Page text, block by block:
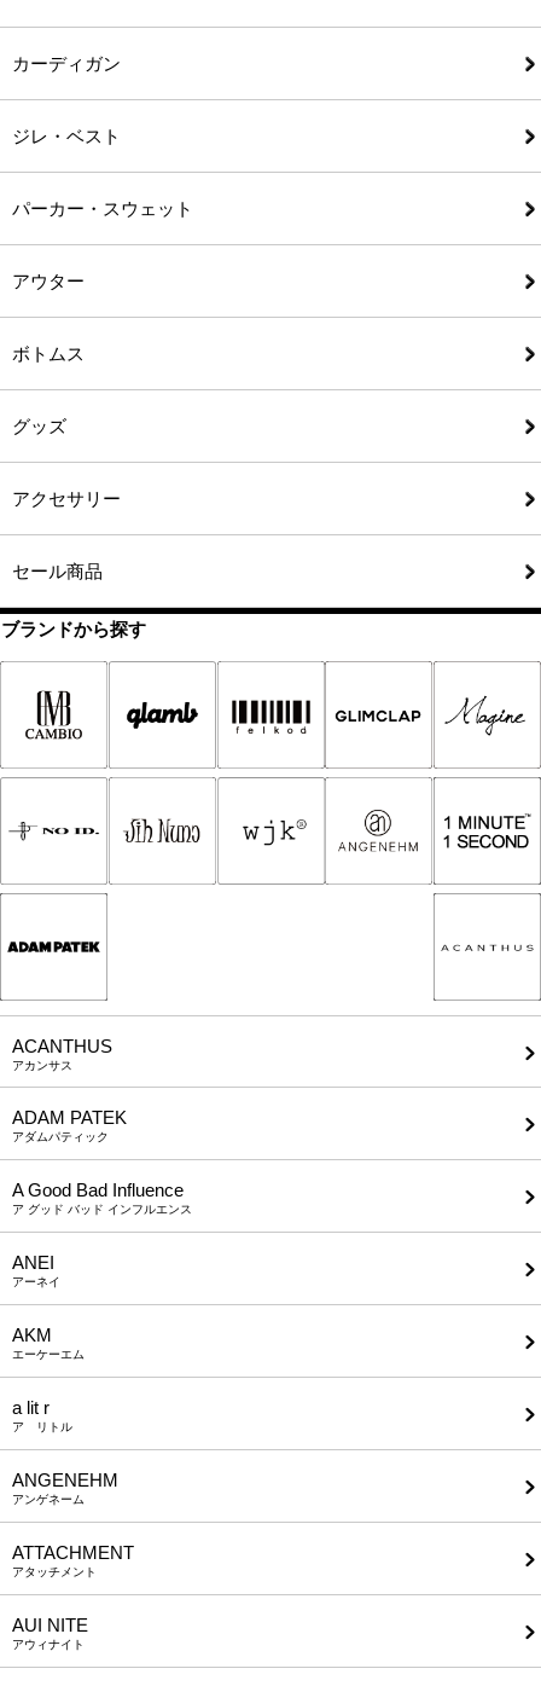
カーディガン
ジレ・ベスト
パーカー・スウェット
アウター
ボトムス
グッズ
アクセサリー
セール商品
ブランドから探す
ACANTHUS
アカンサス
ADAM PATEK
アダムパティック
A Good Bad Influence
ア グッド バッド インフルエンス
ANEI
アーネイ
AKM
エーケーエム
a lit r
ア リトル
ANGENEHM
アンゲネーム
ATTACHMENT
アタッチメント
AUI NITE
アウィナイト